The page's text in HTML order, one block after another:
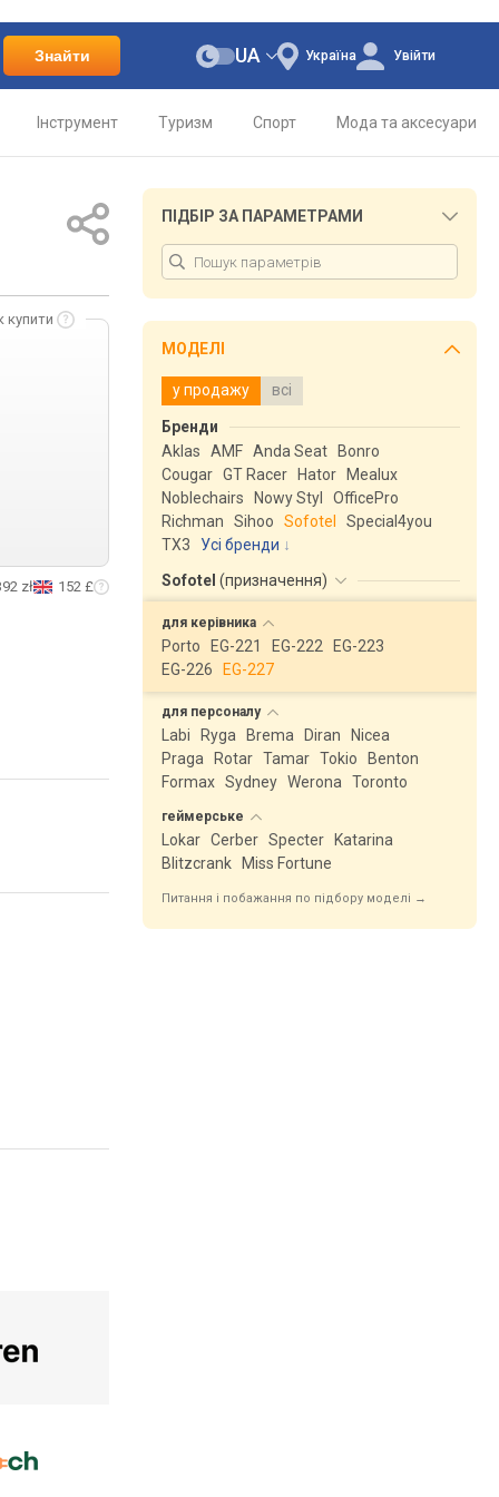
Знайти Україна
UA Увійти
Інструмент Туризм Спорт Мода та аксесуари
купити
zł 152 £
ПІДБІР ЗА ПАРАМЕТРАМИ
МОДЕЛІ
у продажу всі
Бренди
Aklas
AMF Anda Seat
Bonro
Cougar GT Racer Hator
Mealux
Noblechairs
Nowy Styl
OfficePro
Richman
Sihoo Sofotel
Special4you
ТX3
Усі бренди
Sofotel (призначення)
для керівника
Porto EG-221 EG-222
EG-223
EG-226
EG-227
для персоналу
Labi Ryga Brema Diran
Nicea
Praga
Rotar Tamar Tokio
Benton
Formax Sydney Werona Toronto
геймерське
Lokar Cerber Specter
Katarina
Blitzcrank
Miss Fortune
Питання і побажання по підбору моделі →